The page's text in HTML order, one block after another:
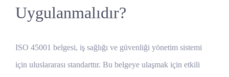
Uygulanmalıdır?
ISO 45001 belgesi, iş sağlığı ve güvenliği yönetim sistemi
için uluslararası standarttır. Bu belgeye ulaşmak için etkili